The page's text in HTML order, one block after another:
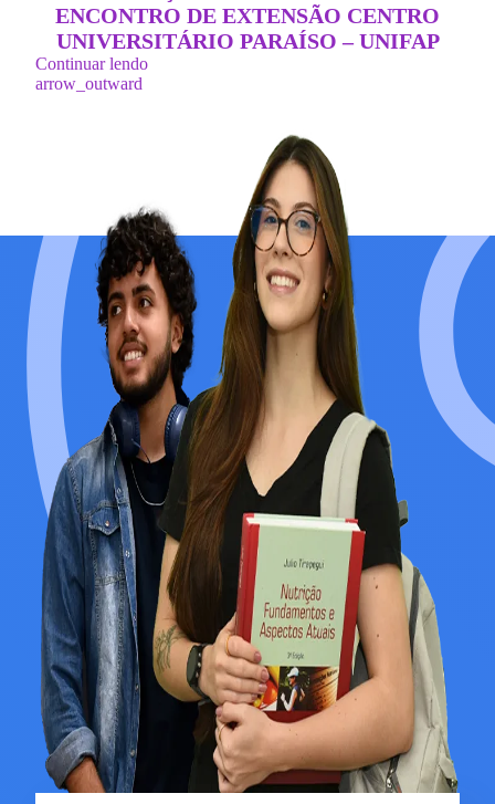
ENCONTRO DE EXTENSÃO CENTRO
UNIVERSITÁRIO PARAÍSO – UNIFAP
Continuar lendo
arrow_outward